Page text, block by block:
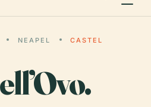
NEAPEL
CASTEL